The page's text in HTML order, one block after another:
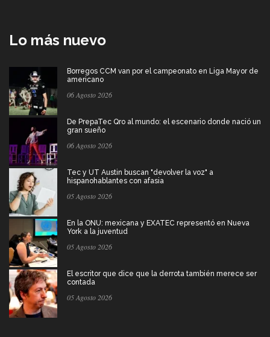
Lo más nuevo
Borregos CCM van por el campeonato en Liga Mayor de
americano
06 Agosto 2026
De PrepaTec Qro al mundo: el escenario donde nació un
gran sueño
06 Agosto 2026
Tec y UT Austin buscan "devolver la voz" a
hispanohablantes con afasia
05 Agosto 2026
En la ONU: mexicana y EXATEC representó en Nueva
York a la juventud
05 Agosto 2026
El escritor que dice que la derrota también merece ser
contada
05 Agosto 2026